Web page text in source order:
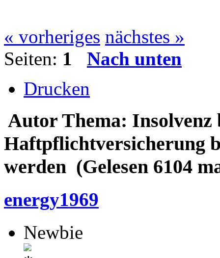
« vorheriges nächstes »
Seiten: 1
Nach unten
Drucken
Autor Thema: Insolvenz
Haftpflichtversicherung
werden (Gelesen 6104
energy1969
Newbie